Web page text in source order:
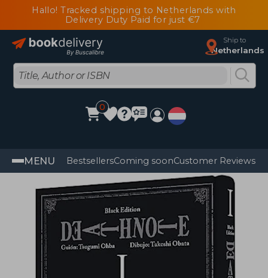
Hallo! Tracked shipping to Netherlands with
Delivery Duty Paid for just €7
Ship to
Netherlands
0
MENU BestsellersComing soonCustomer Reviews